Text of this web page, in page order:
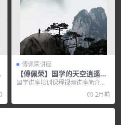
傅佩荣讲座
【傅佩荣】国学的天空逍遥的
庄子-处事篇
国学讲座培训课程视频讲座简介：
【傅佩荣】国学的天空逍遥的庄子-
2月前